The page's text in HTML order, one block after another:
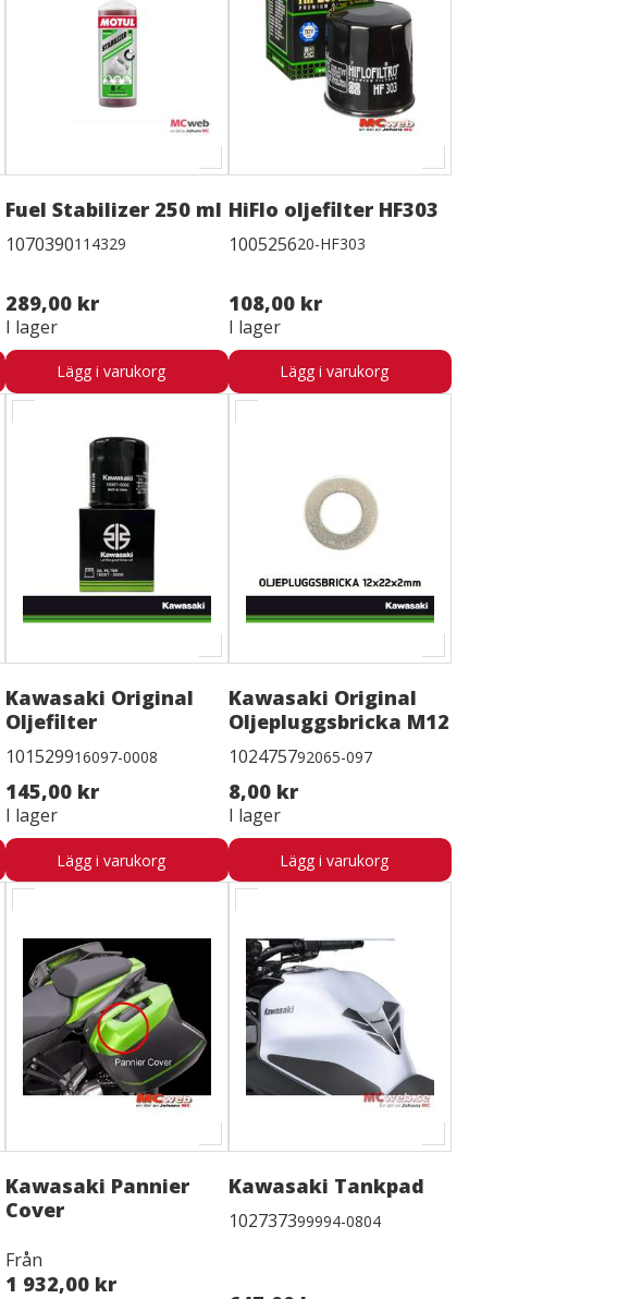
Fuel Stabilizer 250 ml
1070390114329
289,00 kr
I lager
Lägg i varukorg
HiFlo oljefilter HF303
100525620-HF303
108,00 kr
I lager
Lägg i varukorg
Kawasaki Original
Oljefilter
101529916097-0008
145,00 kr
I lager
Lägg i varukorg
Kawasaki Original
Oljepluggsbricka M12
102475792065-097
8,00 kr
I lager
Lägg i varukorg
Kawasaki Pannier
Cover
Från
1 932,00 kr
Kawasaki Tankpad
102737399994-0804